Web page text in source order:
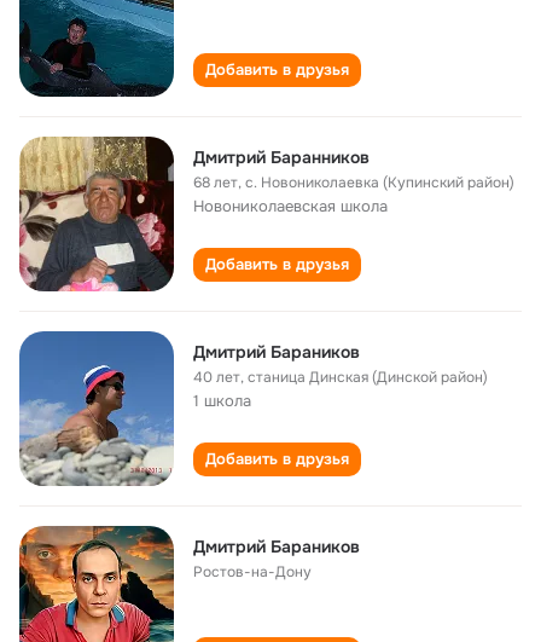
Добавить в друзья
Дмитрий Баранников
68 лет,с. Новониколаевка (Купинский район)
Новониколаевская школа
Добавить в друзья
Дмитрий Бараников
40 лет,станица Динская (Динской район)
1 школа
Добавить в друзья
Дмитрий Бараников
Ростов-на-Дону